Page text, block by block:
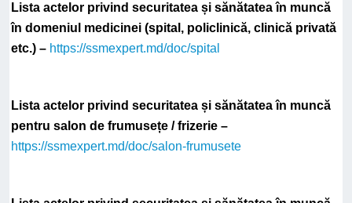
Lista actelor privind securitatea și sănătatea în muncă
în domeniul medicinei (spital, policlinică, clinică privată
etc.) – https://ssmexpert.md/doc/spital
Lista actelor privind securitatea și sănătatea în muncă
pentru salon de frumusețe / frizerie –
https://ssmexpert.md/doc/salon-frumusete